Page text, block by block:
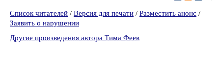
Список читателей / Версия для печати / Разместить анонс /
Заявить о нарушении
Другие произведения автора Тима Феев